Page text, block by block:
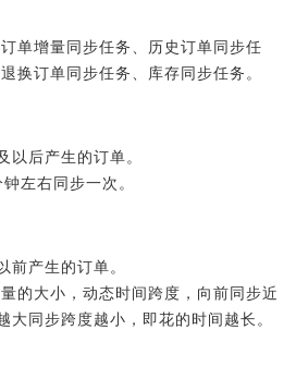
单增量同步任务、历史订单同步任
换订单同步任务、库存同步任务。
后产生的订单。
左右同步一次。
前产生的订单。
的大小，动态时间跨度，向前同步近
大同步跨度越小，即花的时间越长。